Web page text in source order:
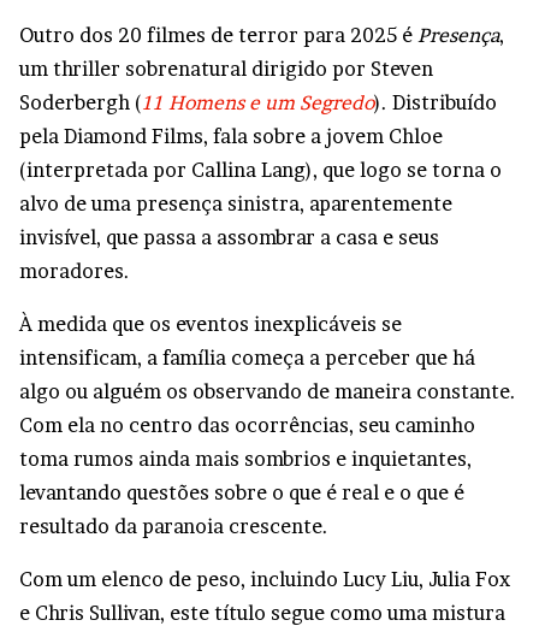
Outro dos 20 filmes de terror para 2025 é Presença,
um thriller sobrenatural dirigido por Steven
Soderbergh (11 Homens e um Segredo). Distribuído
pela Diamond Films, fala sobre a jovem Chloe
(interpretada por Callina Lang), que logo se torna o
alvo de uma presença sinistra, aparentemente
invisível, que passa a assombrar a casa e seus
moradores.
À medida que os eventos inexplicáveis se
intensificam, a família começa a perceber que há
algo ou alguém os observando de maneira constante.
Com ela no centro das ocorrências, seu caminho
toma rumos ainda mais sombrios e inquietantes,
levantando questões sobre o que é real e o que é
resultado da paranoia crescente.
Com um elenco de peso, incluindo Lucy Liu, Julia Fox
e Chris Sullivan, este título segue como uma mistura